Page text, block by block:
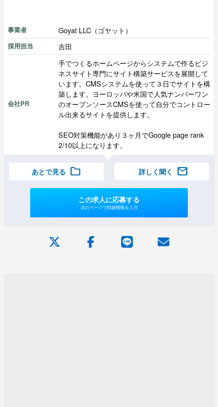
事業者 Goyat LLC（ゴヤット）
採用担当 吉田
会社PR
手でつくるホームページからシステムで作るビジ
ネスサイト専門にサイト構築サービスを展開して
います。CMSシステムを使って３日でサイトを構
築します。ヨーロッパや米国で人気ナンバーワン
のオープンソースCMSを使って自分でコントロー
ル出来るサイトを提供します。
SEO対策機能があり３ヶ月でGoogle page rank
2/10以上になります。
あとで見る folder 詳しく聞く mail
この求人に応募する
次のページで詳細情報を入力